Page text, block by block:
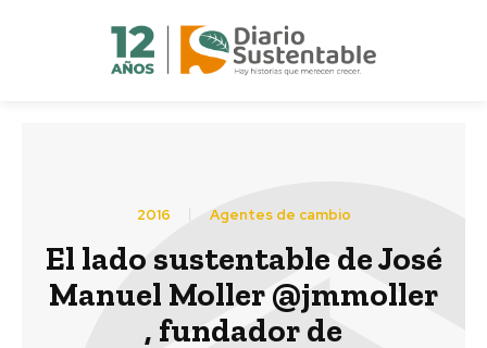
2016 Agentes de cambio
El lado sustentable de José
Manuel Moller @jmmoller
, fundador de